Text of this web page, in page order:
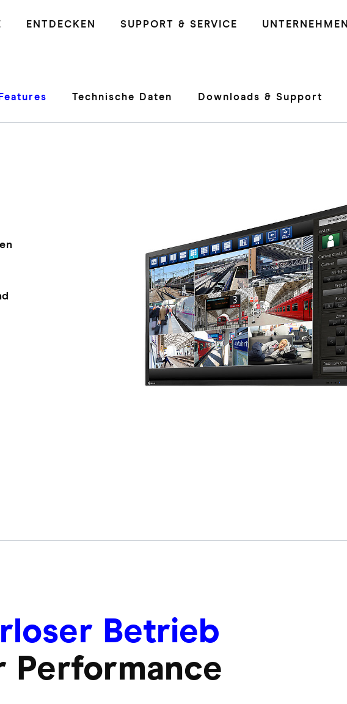
ENTDECKEN SUPPORT & SERVICE UNTERNEHMEN
Features Technische Daten Downloads & Support
Betrieb
Performance